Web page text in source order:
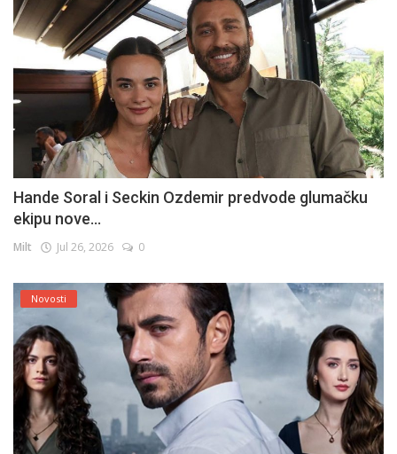
Hande Soral i Seckin Ozdemir predvode glumačku
ekipu nove...
Milt Jul 26, 2026 0
Novosti